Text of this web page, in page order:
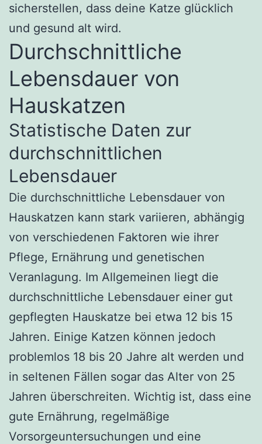
sicherstellen, dass deine Katze glücklich
und gesund alt wird.
Durchschnittliche
Lebensdauer von
Hauskatzen
Statistische Daten zur
durchschnittlichen
Lebensdauer
Die durchschnittliche Lebensdauer von
Hauskatzen kann stark variieren, abhängig
von verschiedenen Faktoren wie ihrer
Pflege, Ernährung und genetischen
Veranlagung. Im Allgemeinen liegt die
durchschnittliche Lebensdauer einer gut
gepflegten Hauskatze bei etwa 12 bis 15
Jahren. Einige Katzen können jedoch
problemlos 18 bis 20 Jahre alt werden und
in seltenen Fällen sogar das Alter von 25
Jahren überschreiten. Wichtig ist, dass eine
gute Ernährung, regelmäßige
Vorsorgeuntersuchungen und eine